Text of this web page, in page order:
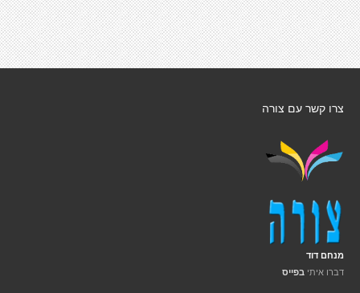
צרו קשר עם צורה
מנחם דוד
דברו איתי בפייס